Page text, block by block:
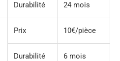
Durabilité 24 mois
Prix 10€/pièce
Durabilité 6 mois